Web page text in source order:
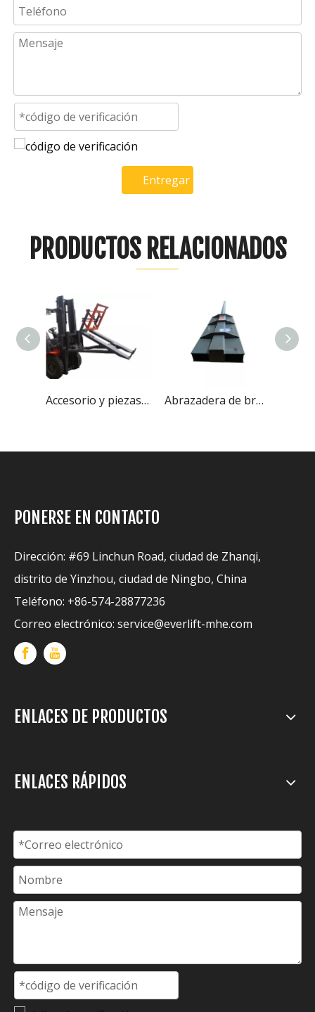
Entregar
PRODUCTOS RELACIONADOS
Abrazadera de brazo de barra de accesorios y piezas para montacargas Manipulador de carga múltiple de accesorios y piezas para montacargas
PONERSE EN CONTACTO
Dirección: #69 Linchun Road, ciudad de Zhanqi,
distrito de Yinzhou, ciudad de Ningbo, China
Teléfono: +86-574-28877236
Correo electrónico: service@everlift-mhe.com
ENLACES DE PRODUCTOS
ENLACES RÁPIDOS